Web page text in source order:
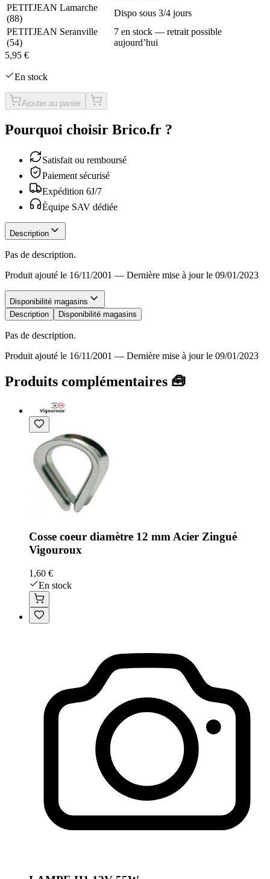
PETITJEAN Lamarche
(88)
Dispo sous 3/4 jours
PETITJEAN Seranville
(54)
7 en stock — retrait possible
aujourd’hui
5,95 €
En stock
Ajouter au panier
Pourquoi choisir Brico.fr ?
Satisfait ou remboursé
Paiement sécurisé
Expédition 6J/7
Équipe SAV dédiée
Description
Pas de description.
Produit ajouté le 16/11/2001 — Dernière mise à jour le 09/01/2023
Disponibilité magasins
Description
Disponibilité magasins
Pas de description.
Produit ajouté le 16/11/2001 — Dernière mise à jour le 09/01/2023
Produits complémentaires 🧰
Cosse coeur diamètre 12 mm Acier Zingué
Vigouroux
1,60 €
En stock